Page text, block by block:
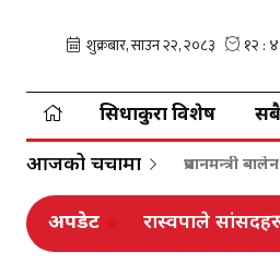
सिधाकुरा विशेष
आजको चर्चामा प्रधानमन्त्री
अपडेट रास्वपाले